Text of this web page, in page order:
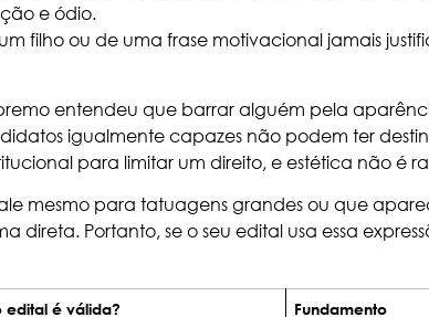
e ódio.
filho ou de uma frase motivacional jamais
entendeu que barrar alguém pela
igualmente capazes não podem ter
para limitar um direito, e estética não é
mesmo para tatuagens grandes ou que
Portanto, se o seu edital usa essa
edital é válida? Fundamento